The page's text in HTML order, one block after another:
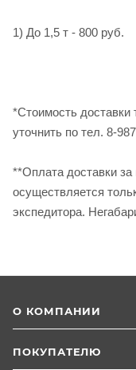
1) До 1,5 т - 800 руб.
*Стоимость доставки
уточнить по тел. 8-
**Оплата доставки
осуществляется
экспедитора.
О КОМПАНИИ
ПОКУПАТЕЛЮ